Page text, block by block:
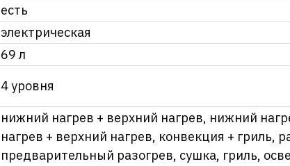
есть
электрическая
69 л
4 уровня
нижний нагрев + верхний нагрев, нижний
нагрев + верхний нагрев, конвекция + гриль,
предварительный разогрев, сушка, гриль,